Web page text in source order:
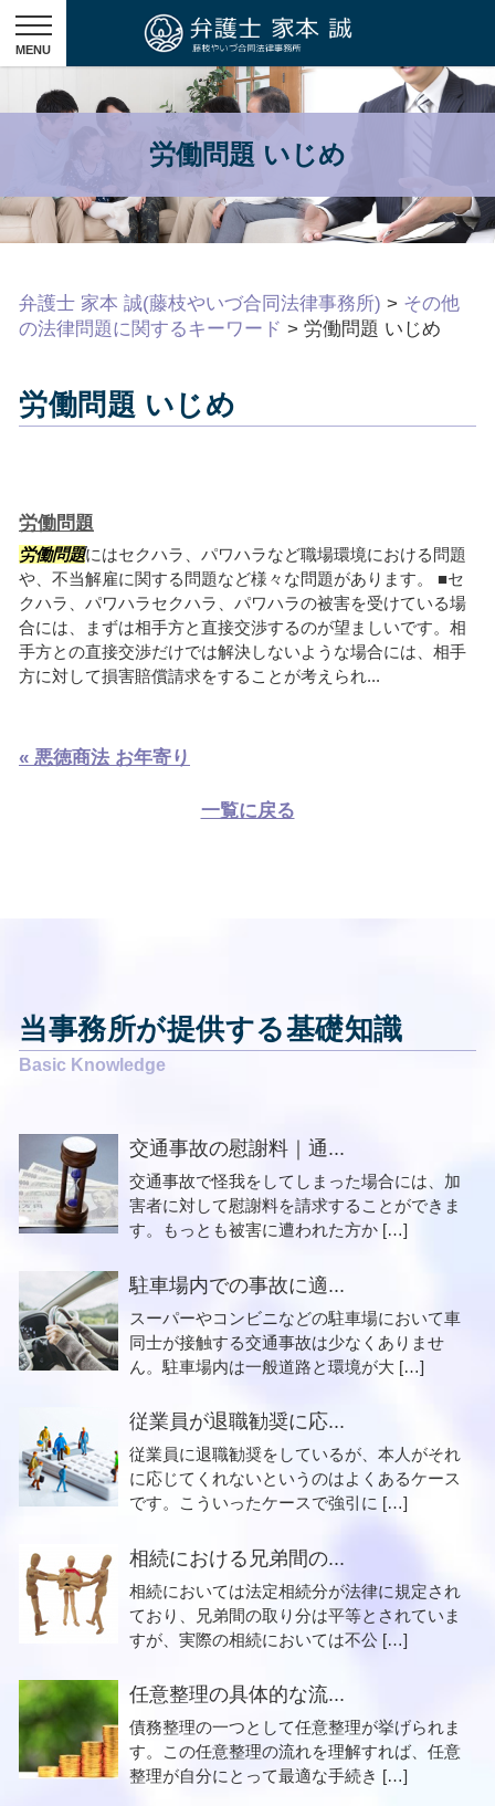
労働問題 いじめ
弁護士 家本 誠(藤枝やいづ合同法律事務所) > その他
の法律問題に関するキーワード > 労働問題 いじめ
労働問題 いじめ
労働問題
労働問題にはセクハラ、パワハラなど職場環境における問題
や、不当解雇に関する問題など様々な問題があります。 ■セ
クハラ、パワハラセクハラ、パワハラの被害を受けている場
合には、まずは相手方と直接交渉するのが望ましいです。相
手方との直接交渉だけでは解決しないような場合には、相手
方に対して損害賠償請求をすることが考えられ...
« 悪徳商法 お年寄り
一覧に戻る
当事務所が提供する基礎知識
交通事故の慰謝料｜通...
交通事故で怪我をしてしまった場合には、加
害者に対して慰謝料を請求することができま
す。もっとも被害に遭われた方か […]
駐車場内での事故に適...
スーパーやコンビニなどの駐車場において車
同士が接触する交通事故は少なくありませ
ん。駐車場内は一般道路と環境が大 […]
従業員が退職勧奨に応...
従業員に退職勧奨をしているが、本人がそれ
に応じてくれないというのはよくあるケース
です。こういったケースで強引に […]
相続における兄弟間の...
相続においては法定相続分が法律に規定され
ており、兄弟間の取り分は平等とされていま
すが、実際の相続においては不公 […]
任意整理の具体的な流...
債務整理の一つとして任意整理が挙げられま
す。この任意整理の流れを理解すれば、任意
整理が自分にとって最適な手続き […]